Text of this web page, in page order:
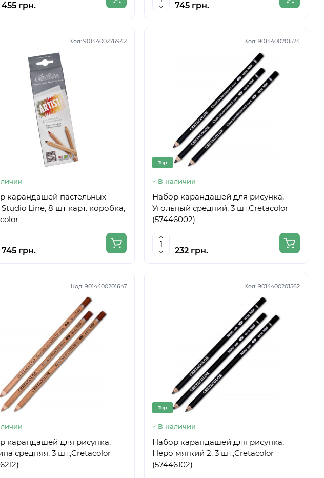
455 грн. 745 грн.
Код: 9014400276942
карандашей пастельных
Line, 8 шт карт. коробка,
745 грн.
Код: 9014400201524
Top
В наличии
Набор карандашей для рисунка,
Угольный средний, 3 шт,Cretacolor
(57446002)
232 грн.
Код: 9014400201647
карандашей для рисунка,
средняя, 3 шт.,Cretacolor
Код: 9014400201562
Top
В наличии
Набор карандашей для рисунка,
Неро мягкий 2, 3 шт.,Cretacolor
(57446102)